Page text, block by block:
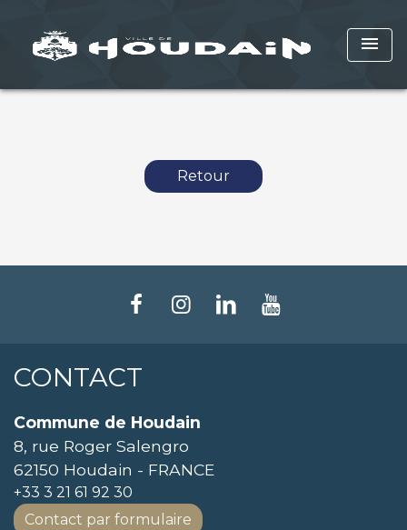
menu
Retour
CONTACT
Commune de Houdain
8, rue Roger Salengro
62150 Houdain - FRANCE
+33 3 21 61 92 30
Contact par formulaire